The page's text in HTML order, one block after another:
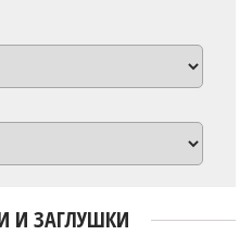
И ЗАГЛУШКИ